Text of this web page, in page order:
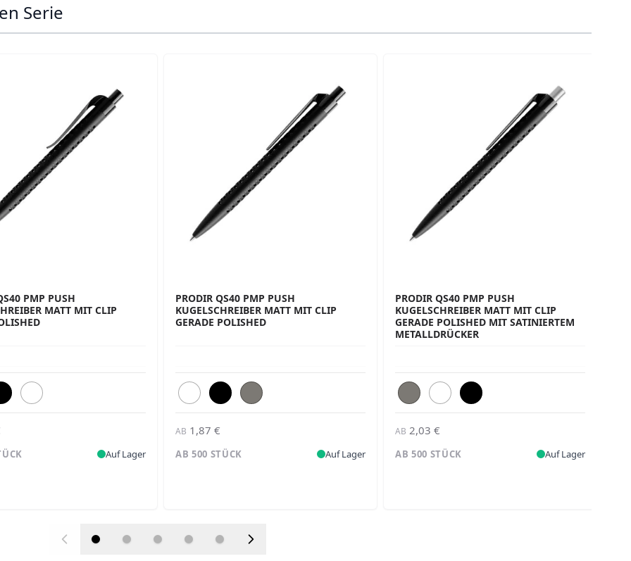
Serie
PMP PUSH
MATT MIT CLIP
Auf Lager
PRODIR QS40 PMP PUSH
KUGELSCHREIBER MATT MIT CLIP
GERADE POLISHED
AB 1,87 €
AB 500 STÜCK Auf Lager
PRODIR QS40 PMP PUSH
KUGELSCHREIBER MATT MIT CLIP
GERADE POLISHED MIT SATINIERTEM
METALLDRÜCKER
AB 2,03 €
AB 500 STÜCK Auf Lager